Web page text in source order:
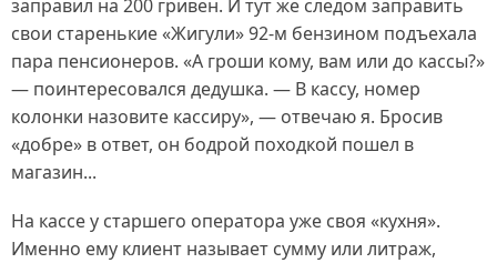
заправил на 200 гривен. И тут же следом заправить
свои старенькие «Жигули» 92-м бензином подъехала
пара пенсионеров. «А гроши кому, вам или до кассы?»
— поинтересовался дедушка. — В кассу, номер
колонки назовите кассиру», — отвечаю я. Бросив
«добре» в ответ, он бодрой походкой пошел в
магазин...
На кассе у старшего оператора уже своя «кухня».
Именно ему клиент называет сумму или литраж,